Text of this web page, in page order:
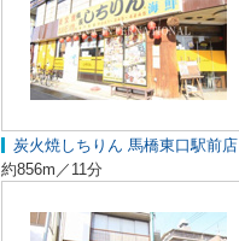
炭火焼しちりん 馬橋東口駅前店
約856m／11分